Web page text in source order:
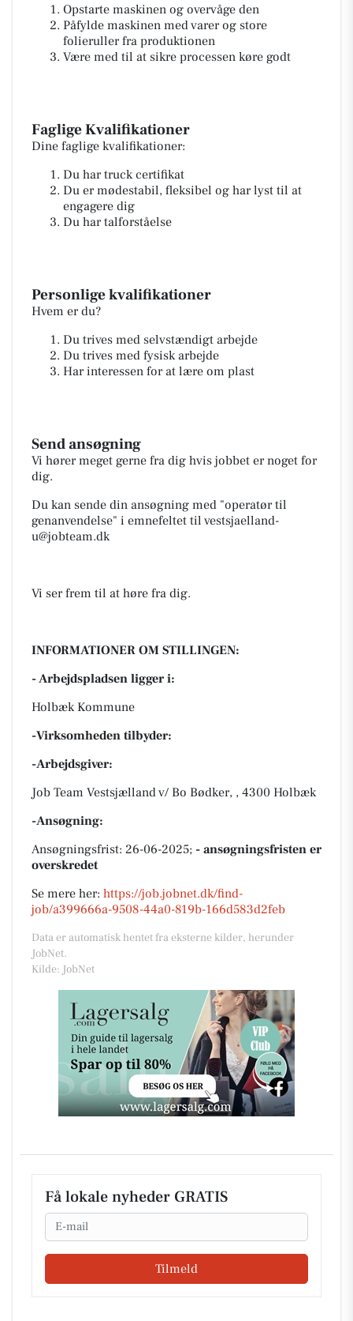
Opstarte maskinen og overvåge den
Påfylde maskinen med varer og store
folieruller fra produktionen
Være med til at sikre processen køre godt
Faglige Kvalifikationer
Dine faglige kvalifikationer:
Du har truck certifikat
Du er mødestabil, fleksibel og har lyst til at
engagere dig
Du har talforståelse
Personlige kvalifikationer
Hvem er du?
Du trives med selvstændigt arbejde
Du trives med fysisk arbejde
Har interessen for at lære om plast
Send ansøgning
Vi hører meget gerne fra dig hvis jobbet er noget for
dig.
Du kan sende din ansøgning med "operatør til
genanvendelse" i emnefeltet til vestsjaelland-
u@jobteam.dk
Vi ser frem til at høre fra dig.
INFORMATIONER OM STILLINGEN:
- Arbejdspladsen ligger i:
Holbæk Kommune
-Virksomheden tilbyder:
-Arbejdsgiver:
Job Team Vestsjælland v/ Bo Bødker, , 4300 Holbæk
-Ansøgning:
Ansøgningsfrist: 26-06-2025; - ansøgningsfristen er
overskredet
Se mere her: https://job.jobnet.dk/find-
job/a399666a-9508-44a0-819b-166d583d2feb
Data er automatisk hentet fra eksterne kilder, herunder
JobNet.
Kilde: JobNet
Få lokale nyheder GRATIS
Email
Tilmeld